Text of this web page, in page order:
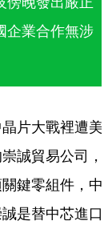
企業合作無涉
片大戰裡遭美
誠貿易公司，
鍵零組件，中
是替中芯進口